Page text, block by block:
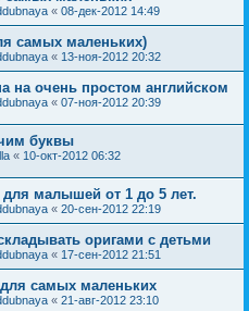
« 08-дек-2012 14:49
самых маленьких)
« 13-ноя-2012 20:32
на очень простом английском
« 07-ноя-2012 20:39
буквы
« 10-окт-2012 06:32
малышей от 1 до 5 лет.
« 20-сен-2012 22:19
оригами с детьми
« 17-сен-2012 21:51
самых маленьких
« 21-авг-2012 23:10